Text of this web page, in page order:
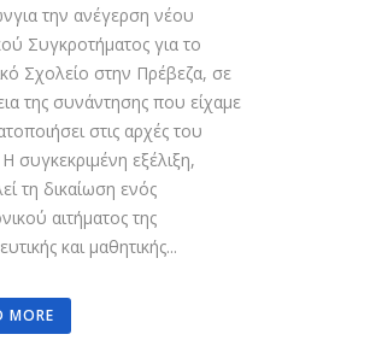
την ανέγερση νέου
Συγκροτήματος για το
Σχολείο στην Πρέβεζα, σε
της συνάντησης που είχαμε
στις αρχές του
συγκεκριμένη εξέλιξη,
τη δικαίωση ενός
αιτήματος της
και μαθητικής...
MORE